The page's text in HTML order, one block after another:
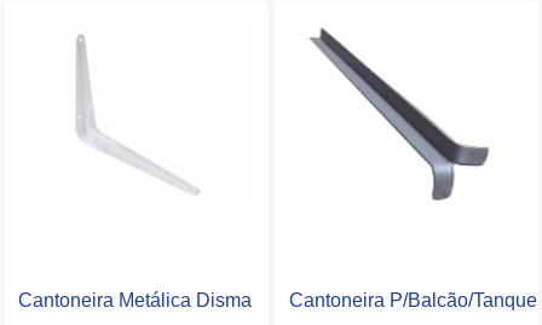
Cantoneira Metálica Disma Cantoneira P/Balcão/Tanque